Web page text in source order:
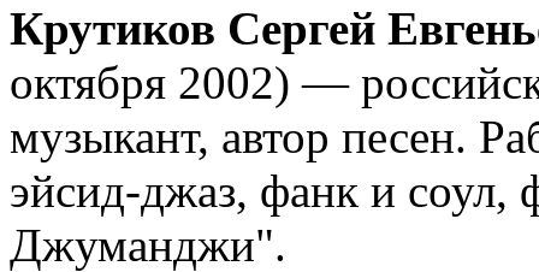
Крутиков Сергей
октября 2002) —
музыкант, автор песен.
эйсид-джаз, фанк и
Джуманджи".